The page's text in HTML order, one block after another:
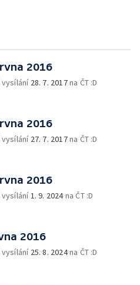
2016
28. 7. 2017na ČT :D
2016
27. 7. 2017na ČT :D
2016
1. 9. 2024na ČT :D
2016
25. 8. 2024na ČT :D